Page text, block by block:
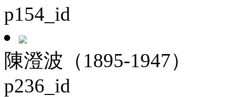
p154_id
陳澄波（1895-1947）
p236_id